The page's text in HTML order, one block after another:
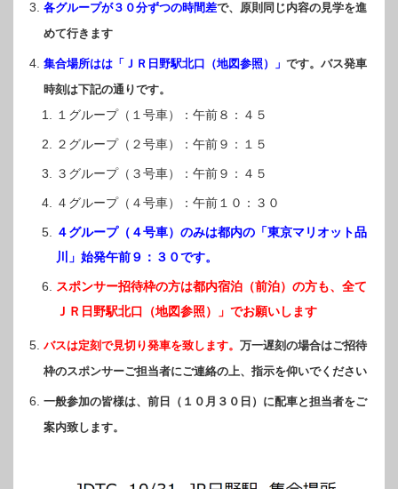
各グループが３０分ずつの時間差で、原則同じ内容の見学を進
めて行きます
集合場所はは「ＪＲ日野駅北口（地図参照）」 です。バス発車
時刻は下記の通りです。
１グループ（１号車）：午前８：４５
２グループ（２号車）：午前９：１５
３グループ（３号車）：午前９：４５
４グループ（４号車）：午前１０：３０
４グループ（４号車）のみは都内の「東京マリオット品
川」始発午前９：３０です。
スポンサー招待枠の方は都内宿泊（前泊）の方も、全て
ＪＲ日野駅北口（地図参照）」でお願いします
バスは定刻で見切り発車を致します。 万一遅刻の場合はご招待
枠のスポンサーご担当者にご連絡の上、指示を仰いでください
一般参加の皆様は、前日（１０月３０日）に配車と担当者をご
案内致します。